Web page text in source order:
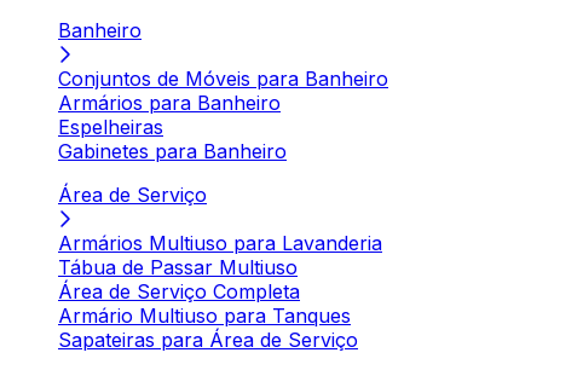
Banheiro
Conjuntos de Móveis para Banheiro
Armários para Banheiro
Espelheiras
Gabinetes para Banheiro
Área de Serviço
Armários Multiuso para Lavanderia
Tábua de Passar Multiuso
Área de Serviço Completa
Armário Multiuso para Tanques
Sapateiras para Área de Serviço